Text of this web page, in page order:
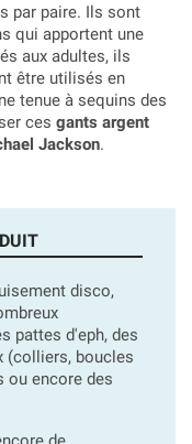
par paire. Ils sont
qui apportent une
aux adultes, ils
être utilisés en
tenue à sequins des
ces gants argent
Jackson.
disco,
pattes d'eph, des
(colliers, boucles
ou encore des